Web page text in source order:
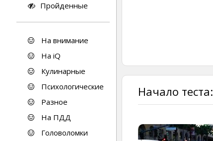
Пройденные
На внимание
На iQ
Кулинарные
Психологические
Разное
На ПДД
Головоломки
Начало теста: